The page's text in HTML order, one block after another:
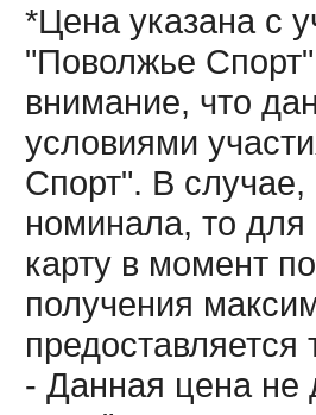
*Цена указана с
"Поволжье
внимание, что
условиями
Спорт". В случае,
номинала, то для
карту в момент
получения
- Данная цена не